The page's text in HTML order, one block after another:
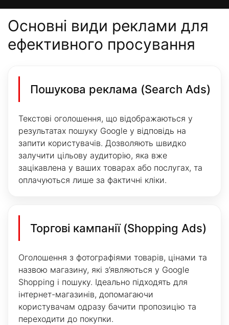
Основні види реклами для
ефективного просування
Пошукова реклама (Search Ads)
Текстові оголошення, що відображаються у
результатах пошуку Google у відповідь на
запити користувачів. Дозволяють швидко
залучити цільову аудиторію, яка вже
зацікавлена у ваших товарах або послугах, та
оплачуються лише за фактичні кліки.
Торгові кампанії (Shopping Ads)
Оголошення з фотографіями товарів, цінами та
назвою магазину, які з’являються у Google
Shopping і пошуку. Ідеально підходять для
інтернет-магазинів, допомагаючи
користувачам одразу бачити пропозицію та
переходити до покупки.